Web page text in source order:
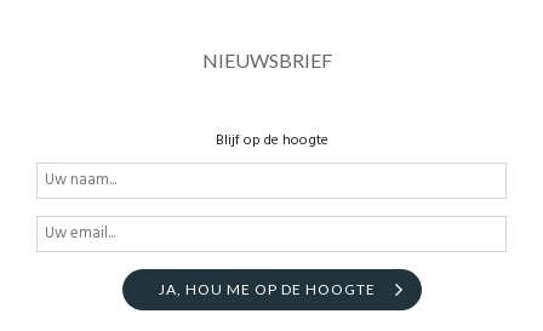
NIEUWSBRIEF
Blijf op de hoogte
JA, HOU ME OP DE HOOGTE